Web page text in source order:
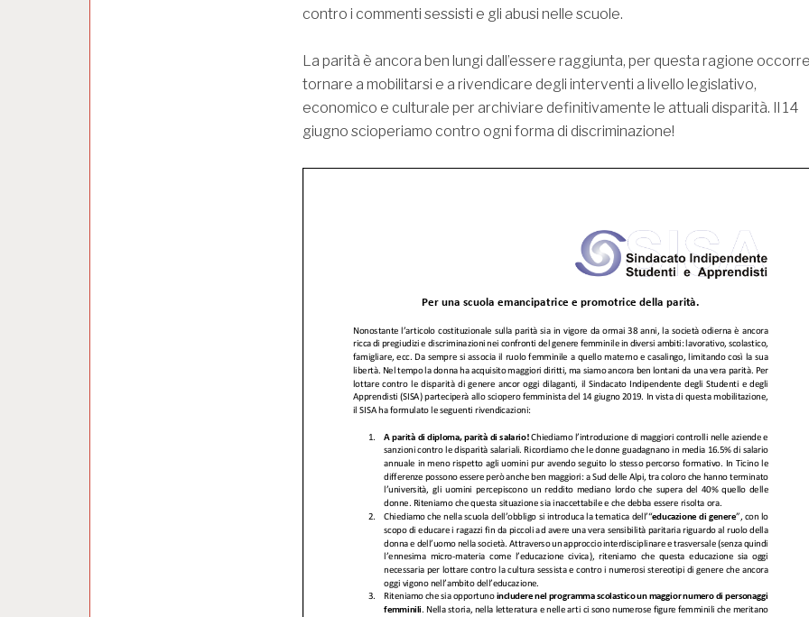
contro i commenti sessisti e gli abusi nelle scuole.
La parità è ancora ben lungi dall’essere raggiunta, per questa ragione
tornare a mobilitarsi e a rivendicare degli interventi a livello legislativo,
economico e culturale per archiviare definitivamente le attuali disparità. Il 14
giugno scioperiamo contro ogni forma di discriminazione!